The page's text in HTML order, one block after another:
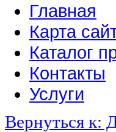
Главная
Карта
Каталог
Контакты
Услуги
Вернуться к: